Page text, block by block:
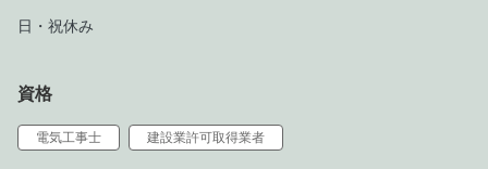
日・祝休み
資格
電気工事士 建設業許可取得業者